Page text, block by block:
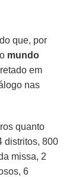
que, por
mundo
em
nas
quanto
distritos, 800
missa, 2
6